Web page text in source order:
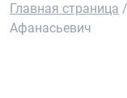
Главная страница /
Афанасьевич